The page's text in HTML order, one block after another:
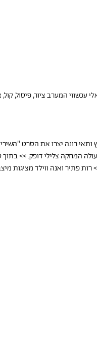
המערב ציור, פיסול, קול,
ותאי רונה יצרו את הסרט
המחקה צלילי דופק. >>
רות פתיר ואנה ווילד מציגות